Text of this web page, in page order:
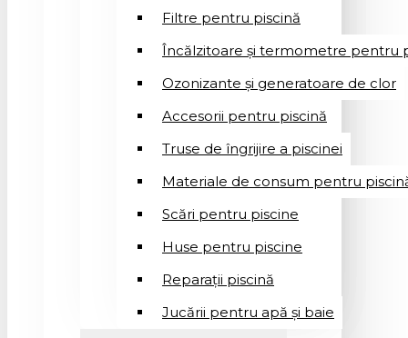
Filtre pentru piscină
Încălzitoare și termometre pentru
Ozonizante și generatoare de clor
Accesorii pentru piscină
Truse de îngrijire a piscinei
Materiale de consum pentru
Scări pentru piscine
Huse pentru piscine
Reparații piscină
Jucării pentru apă și baie